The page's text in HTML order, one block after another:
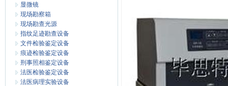
显微镜
现场勘察箱
现场勘查光源
指纹足迹勘查设备
文件检验鉴定设备
痕迹检验鉴定设备
刑事照相鉴定设备
法医检验鉴定设备
法医病理实验设备